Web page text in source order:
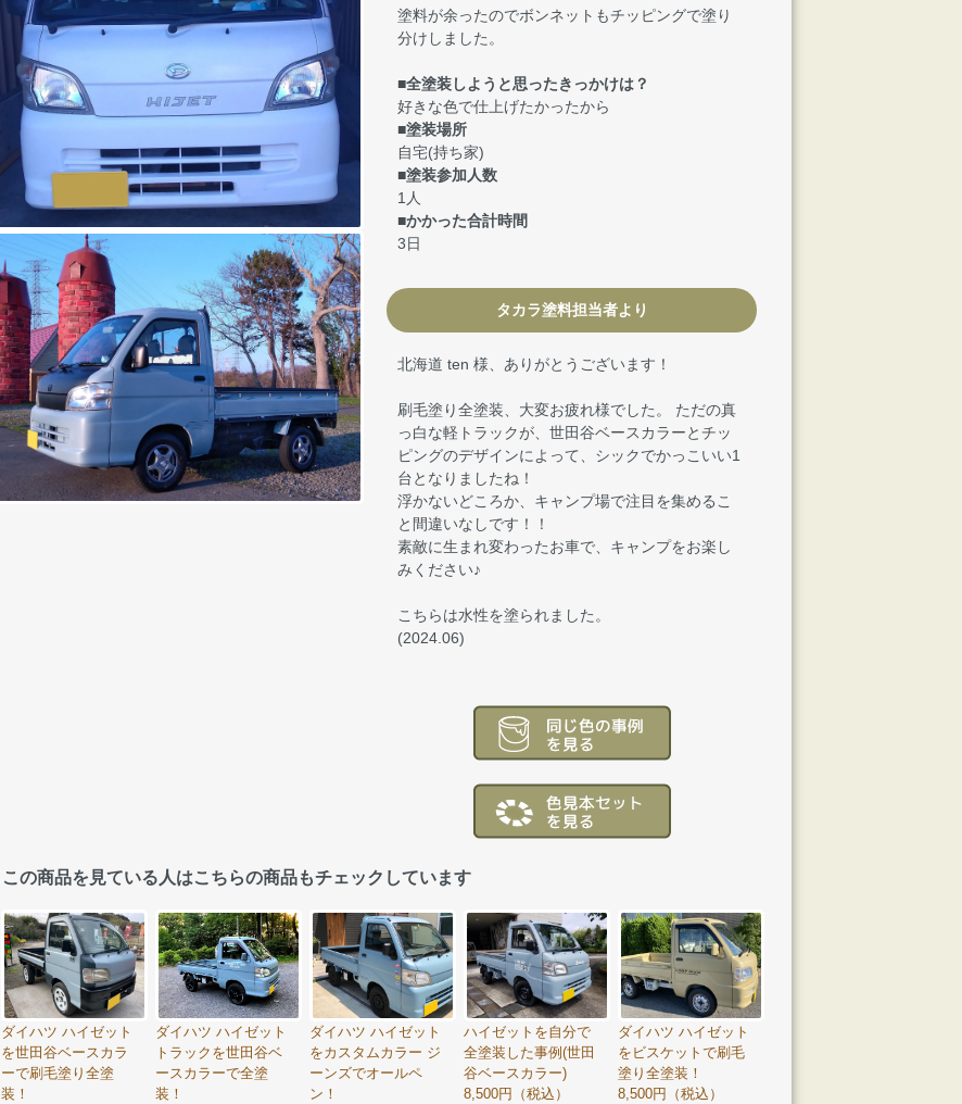
塗料が余ったのでボンネットもチッピングで塗り
分けしました。
■全塗装しようと思ったきっかけは？
好きな色で仕上げたかったから
■塗装場所
自宅(持ち家)
■塗装参加人数
1人
■かかった合計時間
3日
タカラ塗料担当者より
北海道 ten 様、ありがとうございます！
刷毛塗り全塗装、大変お疲れ様でした。 ただの真
っ白な軽トラックが、世田谷ベースカラーとチッ
ピングのデザインによって、シックでかっこいい1
台となりましたね！
浮かないどころか、キャンプ場で注目を集めるこ
と間違いなしです！！
素敵に生まれ変わったお車で、キャンプをお楽し
みください♪
こちらは水性を塗られました。
(2024.06)
この商品を見ている人はこちらの商品もチェックしています
ダイハツ ハイゼット
を世田谷ベースカラ
ーで刷毛塗り全塗
装！
ダイハツ ハイゼット
トラックを世田谷ベ
ースカラーで全塗
装！
ダイハツ ハイゼット
をカスタムカラー ジ
ーンズでオールペ
ン！
ハイゼットを自分で
全塗装した事例(世田
谷ベースカラー)
8,500円（税込）
ダイハツ ハイゼット
をビスケットで刷毛
塗り全塗装！
8,500円（税込）